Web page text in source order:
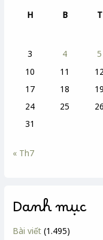
H
B T
3
4 5
10
11 12
17
18 19
24
25 26
31
« Th7
Danh mục
Bài viết (1.495)